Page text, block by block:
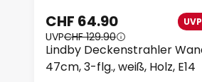
Lindby Deckenstrahler
47cm, 3-flg., weiß, Holz, E14
CHF 64.90
UVPCHF 129.90